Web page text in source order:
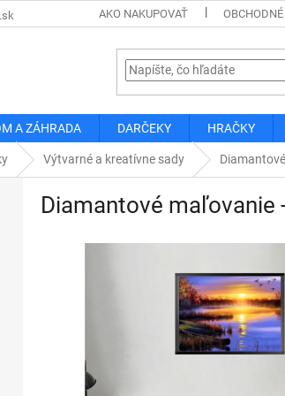
AKO NAKUPOVAŤ
A ZÁHRADA DARČEKY HRAČKY
Výtvarné a kreatívne sady
Diamantové maľovanie